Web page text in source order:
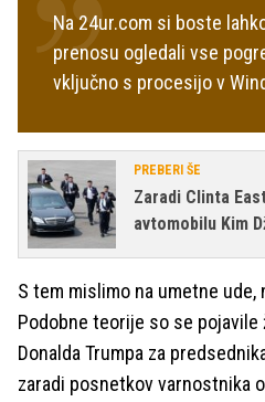
Na 24ur.com si boste
prenosu ogledali vse
vključno s procesijo v
PREBERI ŠE
Zaradi Clinta
avtomobilu Kim
S tem mislimo na umetne
Podobne teorije so se pojavile
Donalda Trumpa za
zaradi posnetkov varnostnika